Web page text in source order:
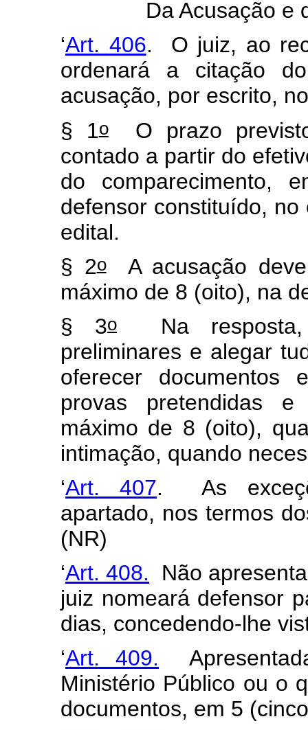
Da Acusação e
‘Art. 406. O juiz, ao
ordenará a citação
acusação, por escrito,
§ 1oO prazo
contado a partir do
do comparecimento,
defensor constituído,
edital.
§ 2oA acusação
máximo de 8 (oito), na
§ 3o Na resposta,
preliminares e alegar
oferecer documentos
provas pretendidas
máximo de 8 (oito),
intimação, quando
‘Art. 407. As
apartado, nos termos
(NR)
‘Art. 408. Não
juiz nomeará defensor
dias, concedendo-lhe
‘Art. 409.
Ministério Público ou o
documentos, em 5